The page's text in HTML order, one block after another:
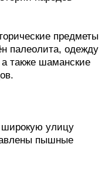
предметы
палеолита, одежду
также шаманские
широкую улицу
пышные